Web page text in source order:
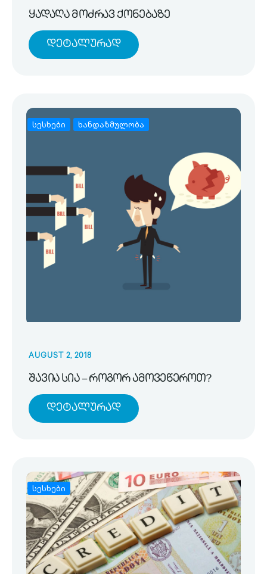
ყადაღა მოძრავ ქონებაზე
Დეტალურად
სესხები ხანდაზმულობა
AUGUST 2, 2018
შავია სია – როგორ ამოვეწეროთ?
Დეტალურად
სესხები